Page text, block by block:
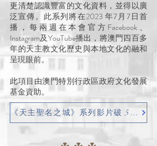
更清楚認識豐富的文化資料，並得以廣
泛宣傳。此系列將在2023 年7月7日首
播，每兩週在本會官方Facebook、
Instagram及YouTube播出，將澳門四百多
年的天主教文化歷史與本地文化的融和
呈現眼前。
此項目由澳門特別行政區政府文化發展
基金資助。
《天主聖名之城》系列影片破 50 萬觀看